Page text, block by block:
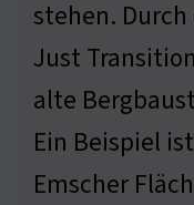
stehen.
Just
alte
Ein Beispiel
Emscher